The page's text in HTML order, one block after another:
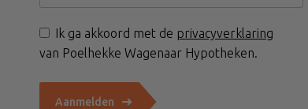
Ik ga akkoord met de privacyverklaring
van Poelhekke Wagenaar Hypotheken.
Aanmelden